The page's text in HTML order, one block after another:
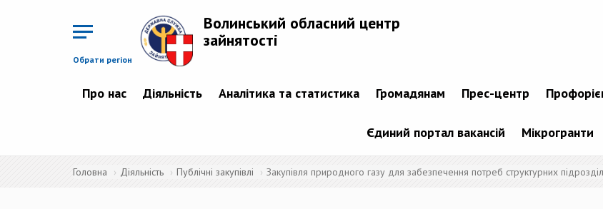
Обрати регіон
Волинський обласний центр
зайнятості
Про нас Діяльність Аналітика та статистика Громадянам Прес-центр
Єдиний портал вакансій Мікрогранти
Головна Діяльність Публічні закупівлі Закупівля природного газу для забезпечення потреб структурних